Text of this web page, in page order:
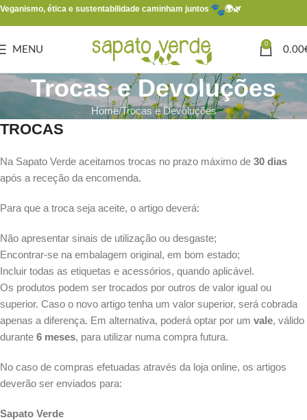
Veganismo, ética e sustentabilidade caminham juntos 🌍🌿
MENU
0
0.00
Trocas e Devoluções
Home Trocas e Devoluções
TROCAS
Na Sapato Verde aceitamos trocas no prazo máximo de 30 dias
após a receção da encomenda.
Para que a troca seja aceite, o artigo deverá:
Não apresentar sinais de utilização ou desgaste;
Encontrar-se na embalagem original, em bom estado;
Incluir todas as etiquetas e acessórios, quando aplicável.
Os produtos podem ser trocados por outros de valor igual ou
superior. Caso o novo artigo tenha um valor superior, será cobrada
apenas a diferença. Em alternativa, poderá optar por um vale, válido
durante 6 meses, para utilizar numa compra futura.
No caso de compras efetuadas através da loja online, os artigos
deverão ser enviados para:
Sapato Verde